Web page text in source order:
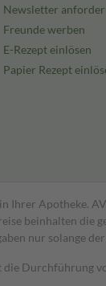
Newsletter
Freunde werben
E-Rezept einlösen
Papier Rezept
Ihrer Apotheke.
beinhalten die
nur solange
Durchführung